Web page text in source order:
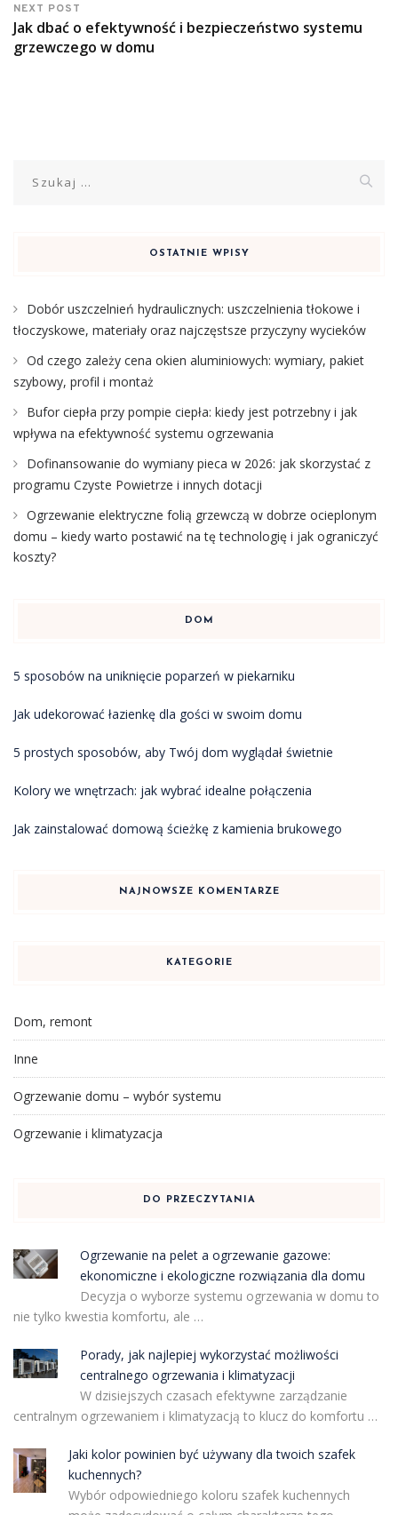
NEXT POST
Jak dbać o efektywność i bezpieczeństwo systemu
grzewczego w domu
OSTATNIE WPISY
Dobór uszczelnień hydraulicznych: uszczelnienia tłokowe i
tłoczyskowe, materiały oraz najczęstsze przyczyny wycieków
Od czego zależy cena okien aluminiowych: wymiary, pakiet
szybowy, profil i montaż
Bufor ciepła przy pompie ciepła: kiedy jest potrzebny i jak
wpływa na efektywność systemu ogrzewania
Dofinansowanie do wymiany pieca w 2026: jak skorzystać z
programu Czyste Powietrze i innych dotacji
Ogrzewanie elektryczne folią grzewczą w dobrze ocieplonym
domu – kiedy warto postawić na tę technologię i jak ograniczyć
koszty?
DOM
5 sposobów na uniknięcie poparzeń w piekarniku
Jak udekorować łazienkę dla gości w swoim domu
5 prostych sposobów, aby Twój dom wyglądał świetnie
Kolory we wnętrzach: jak wybrać idealne połączenia
Jak zainstalować domową ścieżkę z kamienia brukowego
NAJNOWSZE KOMENTARZE
KATEGORIE
Dom, remont
Inne
Ogrzewanie domu – wybór systemu
Ogrzewanie i klimatyzacja
DO PRZECZYTANIA
Ogrzewanie na pelet a ogrzewanie gazowe:
ekonomiczne i ekologiczne rozwiązania dla domu
Decyzja o wyborze systemu ogrzewania w domu to
nie tylko kwestia komfortu, ale …
Porady, jak najlepiej wykorzystać możliwości
centralnego ogrzewania i klimatyzacji
W dzisiejszych czasach efektywne zarządzanie
centralnym ogrzewaniem i klimatyzacją to klucz do komfortu …
Jaki kolor powinien być używany dla twoich szafek
kuchennych?
Wybór odpowiedniego koloru szafek kuchennych